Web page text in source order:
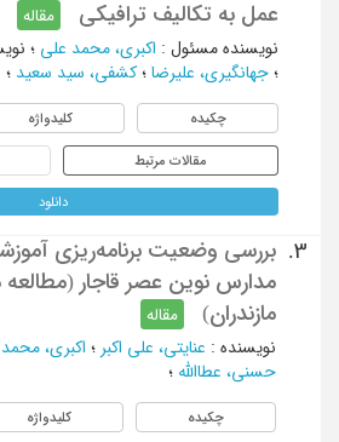
عمل به تکالیف ترافیکی
مقاله
نویسنده مسئول : اکبری، محمد علی ؛
؛ جهانگیری، علیرضا ؛ کشفی، سید سعید ؛
چکیده کلیدواژه
مقالات مرتبط
دانلود
3.
بررسی وضعیت برنامه‌ریزی
مدارس نوین عصر قاجار
مازندران)
مقاله
نویسنده : عنایتی، علی اکبر ؛ اکبری،
حسنی، عطاالله ؛
چکیده کلیدواژه